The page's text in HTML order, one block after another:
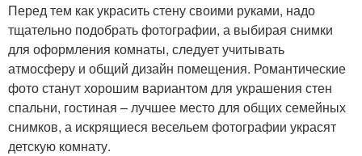
Перед тем как украсить стену своими руками, надо
тщательно подобрать фотографии, а выбирая снимки
для оформления комнаты, следует учитывать
атмосферу и общий дизайн помещения. Романтические
фото станут хорошим вариантом для украшения стен
спальни, гостиная – лучшее место для общих семейных
снимков, а искрящиеся весельем фотографии украсят
детскую комнату.